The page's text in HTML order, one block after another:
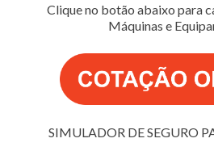
Clique no botão abaixo para
Máquinas e
SIMULADOR DE SEGURO